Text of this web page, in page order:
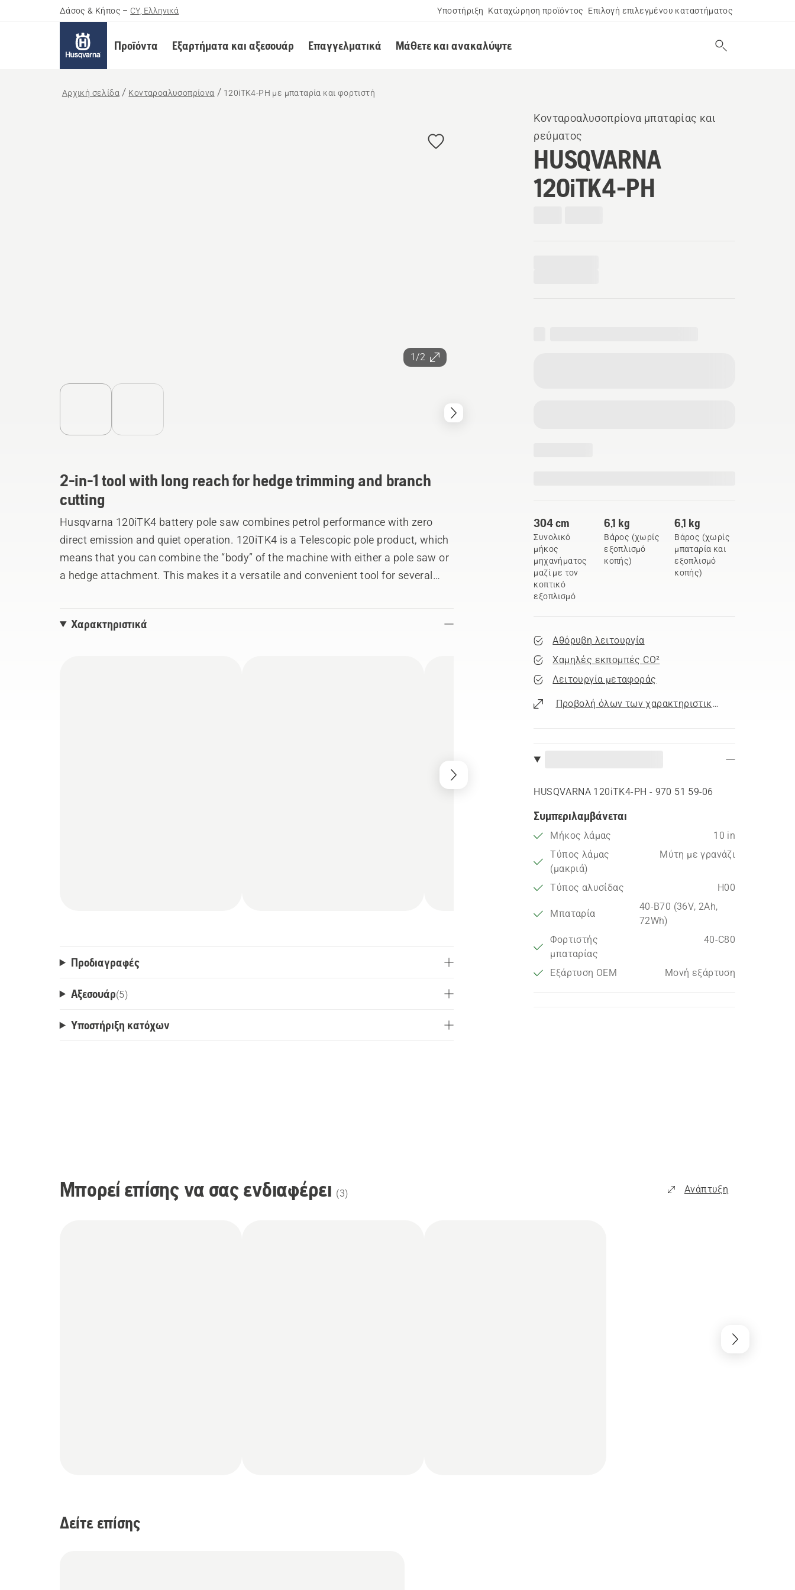
Δάσος & Κήπος – CY, Ελληνικά Υποστήριξη Καταχώρηση προϊόντος Επιλογή επιλεγμένου καταστήματος
Προϊόντα Εξαρτήματα και αξεσουάρ Επαγγελματικά Μάθετε και ανακαλύψτε
Αρχική σελίδα Κονταροαλυσοπρίονα 120iTK4-PH με μπαταρία και φορτιστή
1/2
Κονταροαλυσοπρίονα μπαταρίας και
ρεύματος
HUSQVARNA
120iTK4-PH
304 cm
Συνολικό
μήκος
μηχανήματος
μαζί με τον
κοπτικό
εξοπλισμό
6,1 kg
Βάρος (χωρίς
εξοπλισμό
κοπής)
6,1 kg
Βάρος (χωρίς
μπαταρία και
εξοπλισμό
κοπής)
Αθόρυβη λειτουργία
Χαμηλές εκπομπές CO²
Λειτουργία μεταφοράς
Προβολή όλων των χαρακτηριστικών
HUSQVARNA 120iTK4-PH - 970 51 59‑06
Συμπεριλαμβάνεται
Μήκος λάμας
10 in
Τύπος λάμας
(μακριά)
Μύτη με γρανάζι
Τύπος αλυσίδας H00
Μπαταρία
40-B70 (36V, 2Ah,
72Wh)
Φορτιστής
μπαταρίας
40-C80
Εξάρτυση OEM Μονή εξάρτυση
2-in-1 tool with long reach for hedge trimming and branch
cutting
Husqvarna 120iTK4 battery pole saw combines petrol performance with zero
direct emission and quiet operation. 120iTK4 is a Telescopic pole product, which
means that you can combine the “body” of the machine with either a pole saw or
a hedge attachment. This makes it a versatile and convenient tool for several
Χαρακτηριστικά
Προδιαγραφές
Αξεσουάρ(5)
Υποστήριξη κατόχων
Μπορεί επίσης να σας ενδιαφέρει (3) Ανάπτυξη
Δείτε επίσης